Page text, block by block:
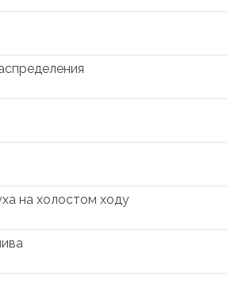
на холостом ходу